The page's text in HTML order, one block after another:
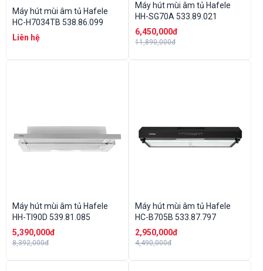
Máy hút mùi âm tủ Hafele
HC-H7034TB 538.86.099
Liên hệ
Máy hút mùi âm tủ Hafele
HH-SG70A 533.89.021
6,450,000đ
11,890,000đ
Máy hút mùi âm tủ Hafele
HH-TI90D 539.81.085
5,390,000đ
8,392,000đ
Máy hút mùi âm tủ Hafele
HC-B705B 533.87.797
2,950,000đ
4,490,000đ